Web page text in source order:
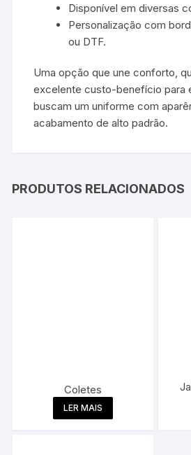
Disponível em diversas
Personalização com
ou DTF.
Uma opção que une conforto,
excelente custo-benefício para
buscam um uniforme com
acabamento de alto padrão.
PRODUTOS RELACIONADOS
Coletes
LER MAIS